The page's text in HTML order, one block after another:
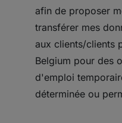
afin de proposer
transférer mes
aux clients/clients
Belgium pour des
d'emploi
déterminée ou